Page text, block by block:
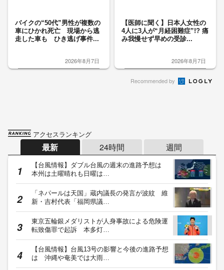
バイクの“50代”男性が複数の
車にひかれ死亡 現場から逃
走した車も ひき逃げ事件...
2026年8月7日
【医師に聞く】日本人女性の
4人に3人が“月経困難症”!? 痛
み我慢せず早めの受診...
2026年8月7日
Recommended by
アクセスランキング
最新 24時間 週間
【台風情報】ダブル台風の週末の進路予想は
本州は土曜晴れも日曜は…
「ネパールは天国」蔵内議長の発言が波紋 維
新・吉村代表「福岡県議…
東京五輪銀メダリストが人身事故による危険運
転致傷罪で起訴 本多灯…
【台風情報】台風13号の影響と今後の進路予想
は 沖縄や奄美では大雨…